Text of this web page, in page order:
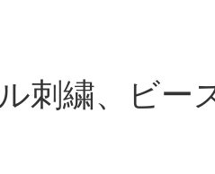
刺繍、ビー